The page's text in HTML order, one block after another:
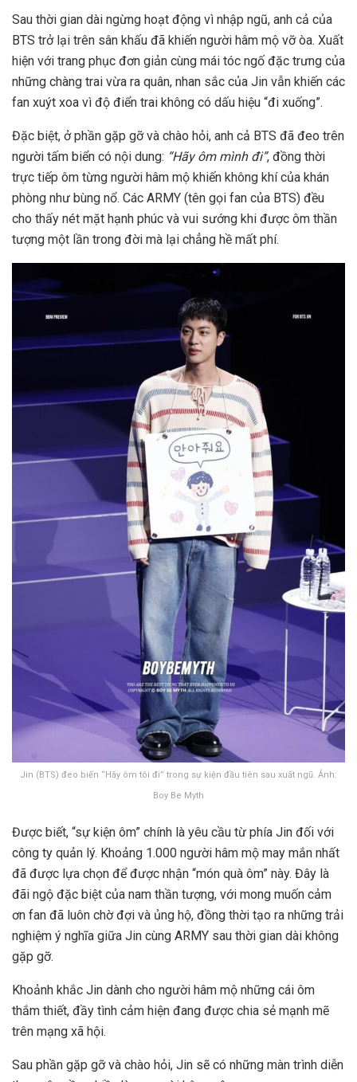
Sau thời gian dài ngừng hoạt động vì nhập ngũ, anh cả của
BTS trở lại trên sân khấu đã khiến người hâm mộ vỡ òa. Xuất
hiện với trang phục đơn giản cùng mái tóc ngố đặc trưng của
những chàng trai vừa ra quân, nhan sắc của Jin vẫn khiến các
fan xuýt xoa vì độ điển trai không có dấu hiệu “đi xuống”.
Đặc biệt, ở phần gặp gỡ và chào hỏi, anh cả BTS đã đeo trên
người tấm biển có nội dung: “Hãy ôm mình đi”, đồng thời
trực tiếp ôm từng người hâm mộ khiến không khí của khán
phòng như bùng nổ. Các ARMY (tên gọi fan của BTS) đều
cho thấy nét mặt hạnh phúc và vui sướng khi được ôm thần
tượng một lần trong đời mà lại chẳng hề mất phí.
Jin (BTS) đeo biển “Hãy ôm tôi đi” trong sự kiện đầu tiên sau xuất ngũ. Ảnh:
Boy Be Myth
Được biết, “sự kiện ôm” chính là yêu cầu từ phía Jin đối với
công ty quản lý. Khoảng 1.000 người hâm mộ may mắn nhất
đã được lựa chọn để được nhận “món quà ôm” này. Đây là
đãi ngộ đặc biệt của nam thần tượng, với mong muốn cảm
ơn fan đã luôn chờ đợi và ủng hộ, đồng thời tạo ra những trải
nghiệm ý nghĩa giữa Jin cùng ARMY sau thời gian dài không
gặp gỡ.
Khoảnh khắc Jin dành cho người hâm mộ những cái ôm
thắm thiết, đầy tình cảm hiện đang được chia sẻ mạnh mẽ
trên mạng xã hội.
Sau phần gặp gỡ và chào hỏi, Jin sẽ có những màn trình diễn